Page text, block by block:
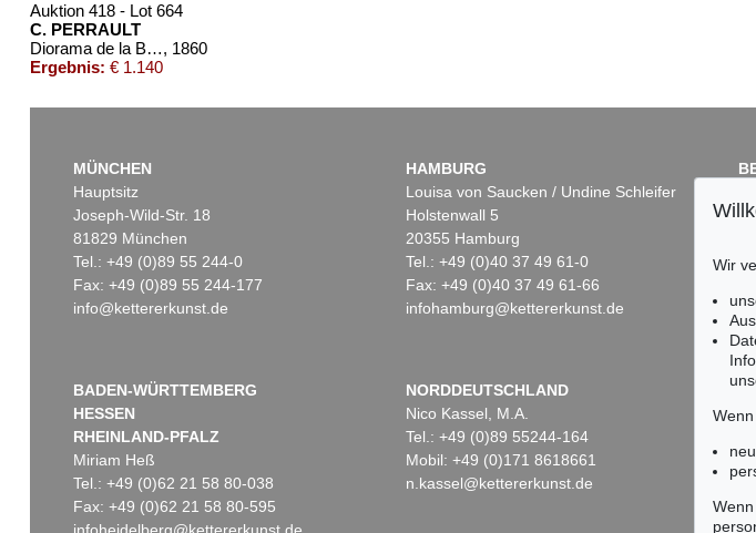
Auktion 418 - Lot 664
C. PERRAULT
Diorama de la Barbe-Bleue. um 1860, 1860
Ergebnis: € 1.140
MÜNCHEN
Hauptsitz
Joseph-Wild-Str. 18
81829 München
Tel.: +49 (0)89 55 244-0
Fax: +49 (0)89 55 244-177
info@kettererkunst.de
HAMBURG
Louisa von Saucken / Undine Schleifer
Holstenwall 5
20355 Hamburg
Tel.: +49 (0)40 37 49 61-0
Fax: +49 (0)40 37 49 61-66
infohamburg@kettererkunst.de
BADEN-WÜRTTEMBERG
HESSEN
RHEINLAND-PFALZ
Miriam Heß
Tel.: +49 (0)62 21 58 80-038
Fax: +49 (0)62 21 58 80-595
NORDDEUTSCHLAND
Nico Kassel, M.A.
Tel.: +49 (0)89 55244-164
Mobil: +49 (0)171 8618661
n.kassel@kettererkunst.de
Wir